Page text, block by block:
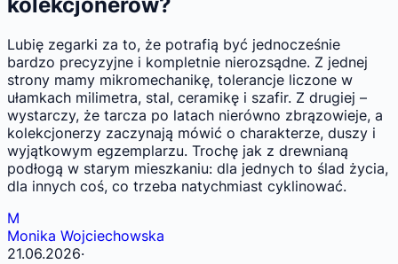
kolekcjonerów?
Lubię zegarki za to, że potrafią być jednocześnie
bardzo precyzyjne i kompletnie nierozsądne. Z jednej
strony mamy mikromechanikę, tolerancje liczone w
ułamkach milimetra, stal, ceramikę i szafir. Z drugiej –
wystarczy, że tarcza po latach nierówno zbrązowieje, a
kolekcjonerzy zaczynają mówić o charakterze, duszy i
wyjątkowym egzemplarzu. Trochę jak z drewnianą
podłogą w starym mieszkaniu: dla jednych to ślad życia,
dla innych coś, co trzeba natychmiast cyklinować.
M
Monika Wojciechowska
21.06.2026·